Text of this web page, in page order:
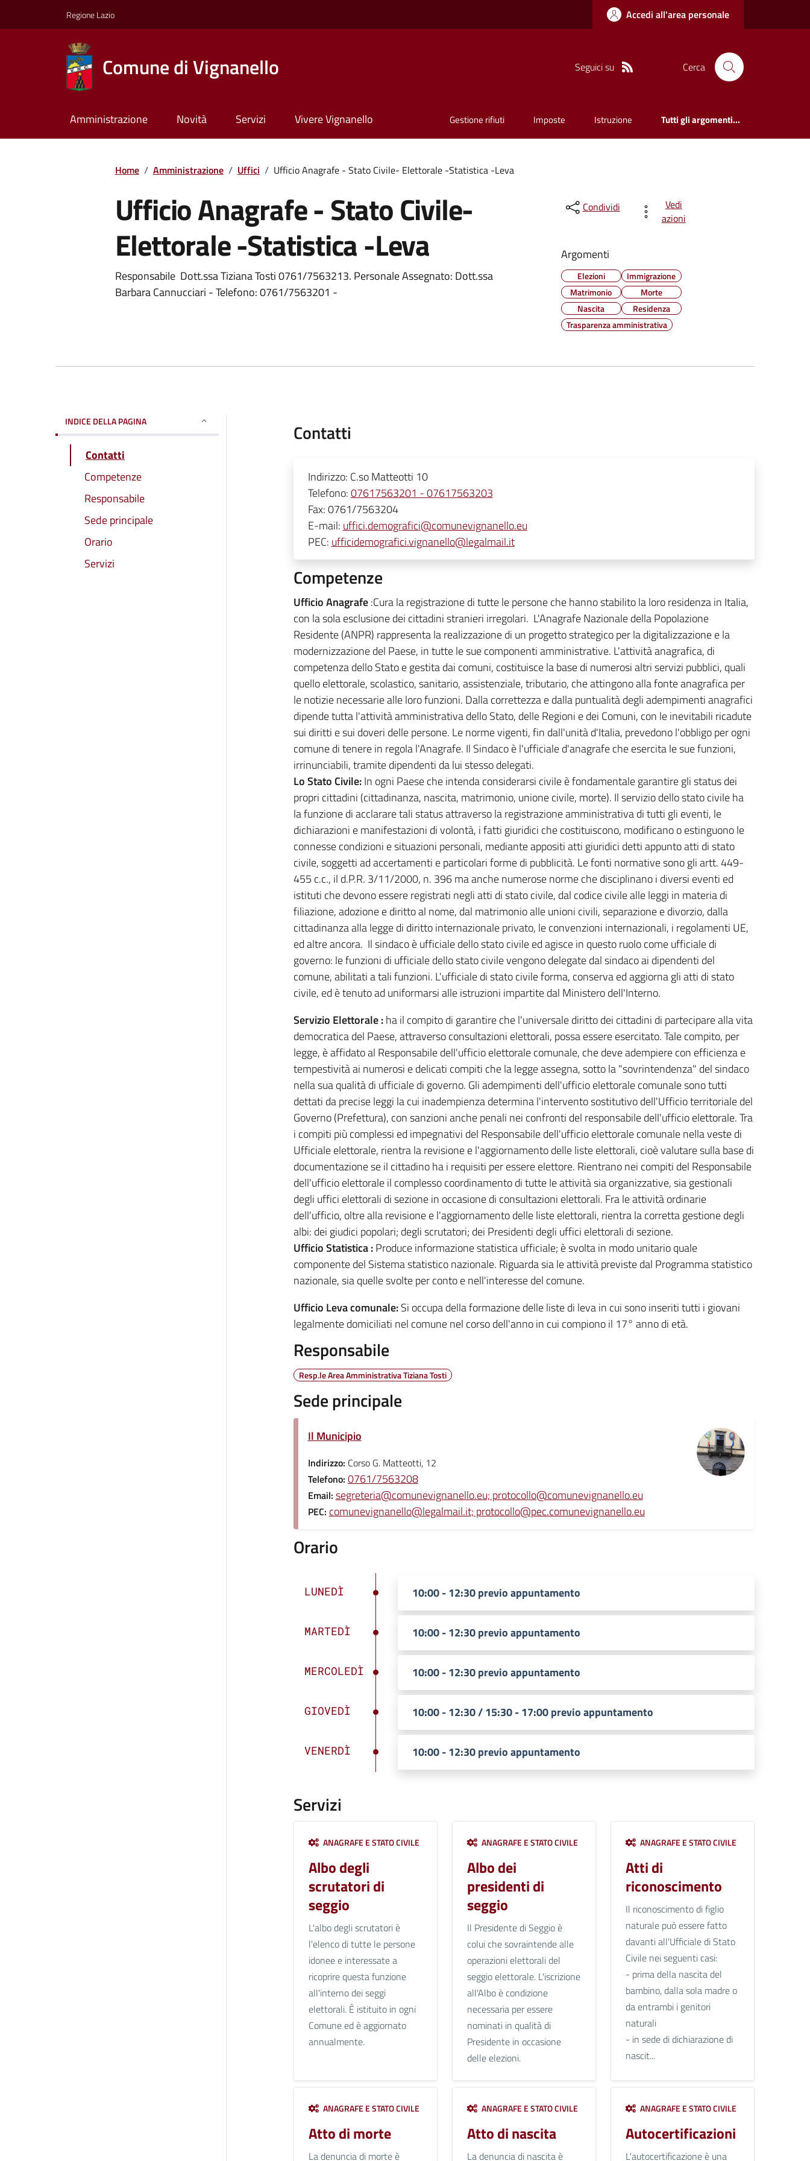
Regione Lazio Accedi all'area personale
Comune di Vignanello Seguici su Cerca
Amministrazione Novità Servizi Vivere Vignanello Gestione rifiuti Imposte Istruzione Tutti gli argomenti...
Home / Amministrazione / Uffici / Ufficio Anagrafe - Stato Civile- Elettorale -Statistica -Leva
Ufficio Anagrafe - Stato Civile-
Elettorale -Statistica -Leva
Responsabile Dott.ssa Tiziana Tosti 0761/7563213. Personale Assegnato: Dott.ssa
Barbara Cannucciari - Telefono: 0761/7563201 -
Condividi
Vedi
azioni
Argomenti
Elezioni
Immigrazione
Matrimonio
Morte
Nascita
Residenza
Trasparenza amministrativa
INDICE DELLA PAGINA
Contatti
Competenze
Responsabile
Sede principale
Orario
Servizi
Contatti
Indirizzo: C.so Matteotti 10
Telefono:07617563201 - 07617563203
Fax:0761/7563204
E-mail: uffici.demografici@comunevignanello.eu
PEC: ufficidemografici.vignanello@legalmail.it
Competenze
Ufficio Anagrafe:Cura la registrazione di tutte le persone che hanno stabilito la loro residenza in Italia,
con la sola esclusione dei cittadini stranieri irregolari. L'Anagrafe Nazionale della Popolazione
Residente (ANPR) rappresenta la realizzazione di un progetto strategico per la digitalizzazione e la
modernizzazione del Paese, in tutte le sue componenti amministrative. L'attività anagrafica, di
competenza dello Stato e gestita dai comuni, costituisce la base di numerosi altri servizi pubblici, quali
quello elettorale, scolastico, sanitario, assistenziale, tributario, che attingono alla fonte anagrafica per
le notizie necessarie alle loro funzioni. Dalla correttezza e dalla puntualità degli adempimenti anagrafici
dipende tutta l'attività amministrativa dello Stato, delle Regioni e dei Comuni, con le inevitabili ricadute
sui diritti e sui doveri delle persone. Le norme vigenti, fin dall'unità d'Italia, prevedono l'obbligo per ogni
comune di tenere in regola l'Anagrafe. Il Sindaco è l'ufficiale d'anagrafe che esercita le sue funzioni,
irrinunciabili, tramite dipendenti da lui stesso delegati.
Lo Stato Civile:In ogni Paese che intenda considerarsi civile è fondamentale garantire gli status dei
propri cittadini (cittadinanza, nascita, matrimonio, unione civile, morte). Il servizio dello stato civile ha
la funzione di acclarare tali status attraverso la registrazione amministrativa di tutti gli eventi, le
dichiarazioni e manifestazioni di volontà, i fatti giuridici che costituiscono, modificano o estinguono le
connesse condizioni e situazioni personali, mediante appositi atti giuridici detti appunto atti di stato
civile, soggetti ad accertamenti e particolari forme di pubblicità. Le fonti normative sono gli artt. 449-
455 c.c., il d.P.R. 3/11/2000, n. 396 ma anche numerose norme che disciplinano i diversi eventi ed
istituti che devono essere registrati negli atti di stato civile, dal codice civile alle leggi in materia di
filiazione, adozione e diritto al nome, dal matrimonio alle unioni civili, separazione e divorzio, dalla
cittadinanza alla legge di diritto internazionale privato, le convenzioni internazionali, i regolamenti UE,
ed altre ancora. Il sindaco è ufficiale dello stato civile ed agisce in questo ruolo come ufficiale di
governo: le funzioni di ufficiale dello stato civile vengono delegate dal sindaco ai dipendenti del
comune, abilitati a tali funzioni. L'ufficiale di stato civile forma, conserva ed aggiorna gli atti di stato
civile, ed è tenuto ad uniformarsi alle istruzioni impartite dal Ministero dell'Interno.
Servizio Elettorale :ha il compito di garantire che l'universale diritto dei cittadini di partecipare alla vita
democratica del Paese, attraverso consultazioni elettorali, possa essere esercitato. Tale compito, per
legge, è affidato al Responsabile dell'ufficio elettorale comunale, che deve adempiere con efficienza e
tempestività ai numerosi e delicati compiti che la legge assegna, sotto la "sovrintendenza" del sindaco
nella sua qualità di ufficiale di governo. Gli adempimenti dell'ufficio elettorale comunale sono tutti
dettati da precise leggi la cui inadempienza determina l'intervento sostitutivo dell'Ufficio territoriale del
Governo (Prefettura), con sanzioni anche penali nei confronti del responsabile dell'ufficio elettorale. Tra
i compiti più complessi ed impegnativi del Responsabile dell'ufficio elettorale comunale nella veste di
Ufficiale elettorale, rientra la revisione e l'aggiornamento delle liste elettorali, cioè valutare sulla base di
documentazione se il cittadino ha i requisiti per essere elettore. Rientrano nei compiti del Responsabile
dell'ufficio elettorale il complesso coordinamento di tutte le attività sia organizzative, sia gestionali
degli uffici elettorali di sezione in occasione di consultazioni elettorali. Fra le attività ordinarie
dell'ufficio, oltre alla revisione e l'aggiornamento delle liste elettorali, rientra la corretta gestione degli
albi: dei giudici popolari; degli scrutatori; dei Presidenti degli uffici elettorali di sezione.
Ufficio Statistica :Produce informazione statistica ufficiale; è svolta in modo unitario quale
componente del Sistema statistico nazionale. Riguarda sia le attività previste dal Programma statistico
nazionale, sia quelle svolte per conto e nell'interesse del comune.
Ufficio Leva comunale:Si occupa della formazione delle liste di leva in cui sono inseriti tutti i giovani
legalmente domiciliati nel comune nel corso dell'anno in cui compiono il 17° anno di età.
Responsabile
Resp.le Area Amministrativa Tiziana Tosti
Sede principale
Il Municipio
Indirizzo: Corso G. Matteotti, 12
Telefono: 0761/7563208
Email: segreteria@comunevignanello.eu; protocollo@comunevignanello.eu
PEC: comunevignanello@legalmail.it; protocollo@pec.comunevignanello.eu
Orario
LUNEDÌ 10:00 - 12:30 previo appuntamento
MARTEDÌ 10:00 - 12:30 previo appuntamento
MERCOLEDÌ 10:00 - 12:30 previo appuntamento
GIOVEDÌ 10:00 - 12:30 / 15:30 - 17:00 previo appuntamento
VENERDÌ 10:00 - 12:30 previo appuntamento
Servizi
ANAGRAFE E STATO CIVILE
Albo degli
scrutatori di
seggio
L'albo degli scrutatori è
l'elenco di tutte le persone
idonee e interessate a
ricoprire questa funzione
all'interno dei seggi
elettorali. È istituito in ogni
Comune ed è aggiornato
annualmente.
ANAGRAFE E STATO CIVILE
Albo dei
presidenti di
seggio
Il Presidente di Seggio è
colui che sovraintende alle
operazioni elettorali del
seggio elettorale. L'iscrizione
all'Albo è condizione
necessaria per essere
nominati in qualità di
Presidente in occasione
delle elezioni.
ANAGRAFE E STATO CIVILE
Atti di
riconoscimento
Il riconoscimento di figlio
naturale può essere fatto
davanti all'Ufficiale di Stato
Civile nei seguenti casi:
- prima della nascita del
bambino, dalla sola madre o
da entrambi i genitori
naturali
- in sede di dichiarazione di
nascit...
ANAGRAFE E STATO CIVILE
Atto di morte
La denuncia di morte è
ANAGRAFE E STATO CIVILE
Atto di nascita
La denuncia di nascita è
ANAGRAFE E STATO CIVILE
Autocertificazioni
L'autocertificazione è una